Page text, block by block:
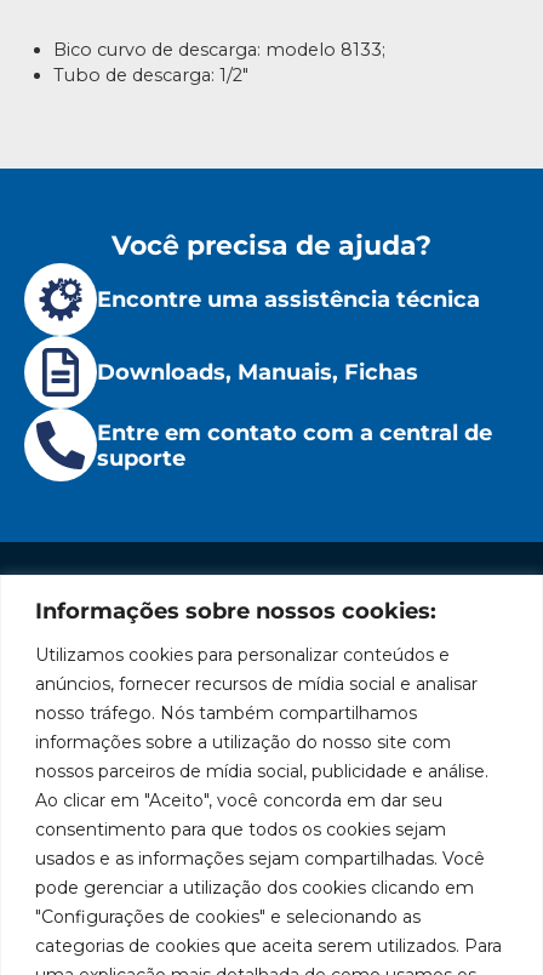
Informações sobre nossos cookies:
Utilizamos cookies para personalizar conteúdos e
anúncios, fornecer recursos de mídia social e analisar
nosso tráfego. Nós também compartilhamos
informações sobre a utilização do nosso site com
nossos parceiros de mídia social, publicidade e análise.
Ao clicar em "Aceito", você concorda em dar seu
consentimento para que todos os cookies sejam
usados e as informações sejam compartilhadas. Você
pode gerenciar a utilização dos cookies clicando em
"Configurações de cookies" e selecionando as
categorias de cookies que aceita serem utilizados. Para
Bico curvo de descarga: modelo 8133;
Tubo de descarga: 1/2″
Você precisa de ajuda?
Encontre uma assistência técnica
Downloads, Manuais, Fichas
Entre em contato com a central de
suporte
Marca
líder
em
fabricação
de
equipamentos
para
lubrificação
e
Políticas
Privacidade
Políticas
de
Cookies
Institucional
A Bozza
Produtos
Soluções
Assistências
Técnicas
Seja um
representante
Trabalhe
Conosco
Localização
Rua
Tiradentes,
931 – Anexo
Franchini,
50/96
Bairro: Santa
Terezinha
Fale
Conosco
SAC: 0800
019 5050
Redes
Facebook
LinkedIn
Instagram